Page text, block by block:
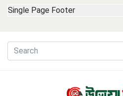
Single Page Footer